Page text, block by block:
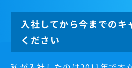
若手社員
入社してから今までのキ
ください